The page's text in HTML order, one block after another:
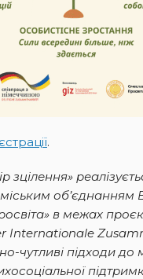
.
зцілення»
об’єднанням
в межах
Internationale
чутливі підходи до